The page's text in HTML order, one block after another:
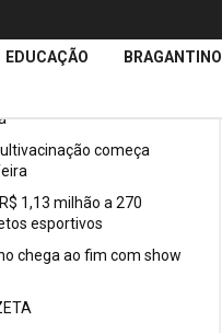
começa
1,13 milhão a 270
esportivos
chega ao fim com show
EDUCAÇÃO BRAGANTINO